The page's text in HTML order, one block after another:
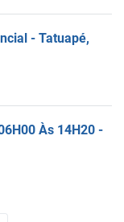
- Tatuapé,
Às 14H20 -